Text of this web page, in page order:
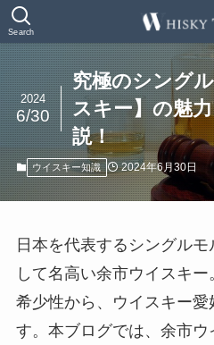
Search
究極のシング
スキー】の魅
説！
2024
6/30
ウイスキー知識 2024年6月30日
日本を代表するシングル
して名高い余市ウイスキ
希少性から、ウイスキー愛
す。本ブログでは、余市